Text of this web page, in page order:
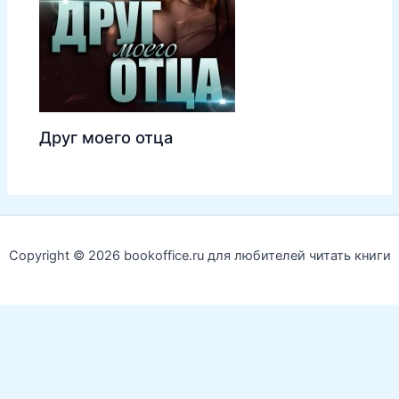
Друг моего отца
Copyright © 2026 bookoffice.ru для любителей читать книги